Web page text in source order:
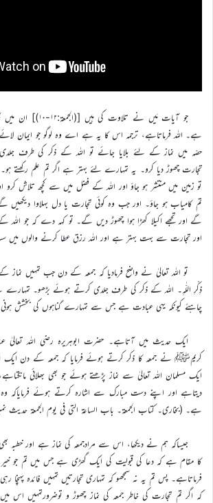
جو آیات مَیں نے تلاوت
ہے۔ اللہ فرماتاہے، ترجمہ اس کا یہ ہے اے وہ لوگو جو ایمان
حصّہ میں نماز کے لئے بلایا جائے تو اللہ کے ذکر کی طرف
تجارت چھوڑ دیا کرو۔ یہ تمہارے لئے بہتر ہے اگر تم علم رکھتے
تو زمین میں منتشر ہو جاؤ اور اللہ کے فضل میں سے کچھ تلاش کرو
تم کامیاب ہو جاؤ۔ اور جب وہ کوئی تجارت یا دل بہلاوا
گے اور تجھے اکیلا کھڑا ہوا چھوڑ دیں گے۔ تو کہہ دے کہ جو
اور تجارت سے بہت بہتر ہے اور اللہ رزق عطا کرنے والوں
تو اللہ تعالیٰ نے واضح فرمادیا کہ جمعہ کے دن جب تمہیں نماز
ذِکْرِ اللّٰہِ۔ اللہ کے ذکر کی طرف جلدی کرتے ہوئے بڑھو۔
چاہئے کیونکہ یہی عبادت ہے جس سے تمہارے گناہوں کی بخشش
ایک حدیث میں آتاہے۔ حضرت ابوہریرہ رضی اللہ
کریمﷺ نے جمعہ کا ذکر کرتے ہوئے فرمایا کہ جمعہ کے دن
ایک مسلمان اللہ تعالیٰ سے نماز پڑھتے ہوئے جو بھی بھلائی
دیتاہے اور اپنے دست مبارک سے اشارہ کرتے ہوئے فرمایاکہ
ہے۔ (بخاری۔ کتاب الجمعۃ۔ باب الساعۃ التی فی یوم الجمعۃ حدیث نمبر
جیساکہ ہم نے دیکھا، اس سے مرادجمعہ کی نماز ہے اور خطبہ
کا مقام ہے کہ دعا کی قبولیت کی ایک گھڑی ہے جس میں تم جو خیر
فرماتاہے۔ پس تم یہ نہ سمجھو کہ تمہاری تجارتیں تمہیں فائدہ
کہ اگر تم تجارت کی خاطر جمعہ کی نماز چھوڑ و توضرورتمہیں اس